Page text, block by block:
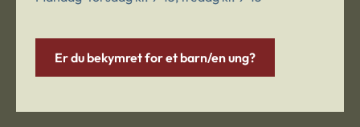
Er du bekymret for et barn/en ung?